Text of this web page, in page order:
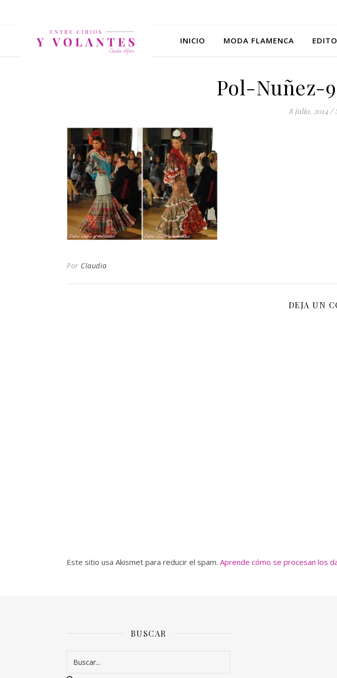
INICIO MODA FLAMENCA
Pol-Nuñez-
8 julio, 2014 /
Por Claudia
DEJA UN
Este sitio usa Akismet para reducir el spam. Aprende cómo se procesan los
BUSCAR